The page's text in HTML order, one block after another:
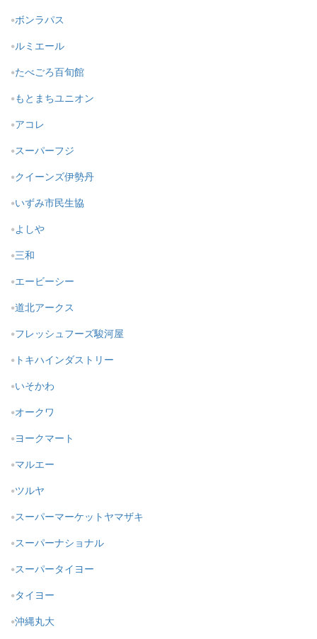
ボンラパス
ルミエール
たべごろ百旬館
もとまちユニオン
アコレ
スーパーフジ
クイーンズ伊勢丹
いずみ市民生協
よしや
三和
エービーシー
道北アークス
フレッシュフーズ駿河屋
トキハインダストリー
いそかわ
オークワ
ヨークマート
マルエー
ツルヤ
スーパーマーケットヤマザキ
スーパーナショナル
スーパータイヨー
タイヨー
沖縄丸大